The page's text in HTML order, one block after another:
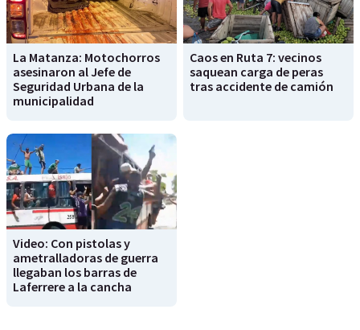
La Matanza: Motochorros
asesinaron al Jefe de
Seguridad Urbana de la
municipalidad
Caos en Ruta 7: vecinos
saquean carga de peras
tras accidente de camión
Video: Con pistolas y
ametralladoras de guerra
llegaban los barras de
Laferrere a la cancha